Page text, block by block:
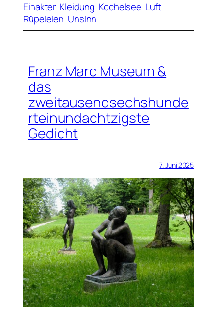
Einakter Kleidung Kochelsee Luft
Rüpeleien Unsinn
Franz Marc Museum &
das
zweitausendsechshunde
rteinundachtzigste
Gedicht
7. Juni 2025